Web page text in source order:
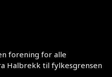
forening for alle
Halbrekk til fylkesgrensen